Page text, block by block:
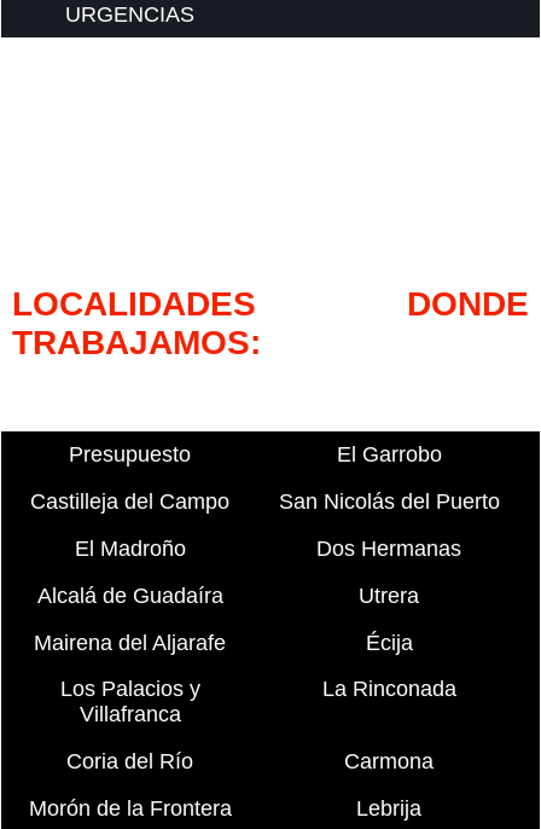
URGENCIAS
LOCALIDADES DONDE
TRABAJAMOS:
Presupuesto
El Garrobo
Castilleja del Campo
San Nicolás del Puerto
El Madroño
Dos Hermanas
Alcalá de Guadaíra
Utrera
Mairena del Aljarafe
Écija
Los Palacios y
Villafranca
La Rinconada
Coria del Río
Carmona
Morón de la Frontera
Lebrija